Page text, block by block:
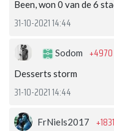
Been, won 0 van de 6
31-10-2021 14:44
Sodom +4970
Desserts storm
31-10-2021 14:44
FrNiels2017